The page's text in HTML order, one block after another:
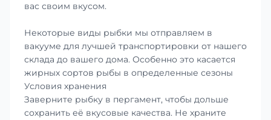
вас своим вкусом.
Некоторые виды рыбки мы отправляем в
вакууме для лучшей транспортировки от нашего
склада до вашего дома. Особенно это касается
жирных сортов рыбы в определенные сезоны
Условия хранения
Заверните рыбку в пергамент, чтобы дольше
сохранить её вкусовые качества. Не храните